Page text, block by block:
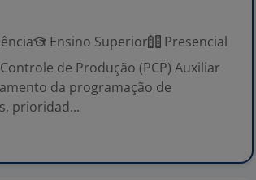
Ensino Superior
Presencial
de Produção (PCP) Auxiliar
da programação de
prioridad...